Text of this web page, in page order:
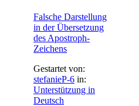
Falsche Darstellung
in der Übersetzung
des Apostroph-
Zeichens
Gestartet von:
stefanieP-6 in:
Unterstützung in
Deutsch